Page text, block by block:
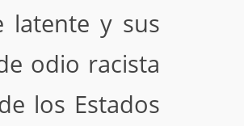
latente y sus
odio racista
los Estados